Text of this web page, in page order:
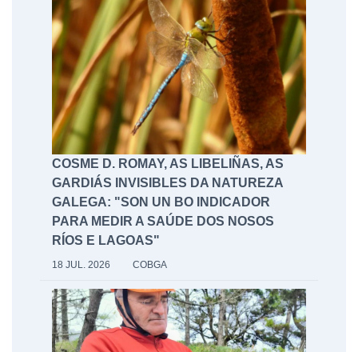
COSME D. ROMAY, AS LIBELIÑAS, AS
GARDIÁS INVISIBLES DA NATUREZA
GALEGA: "SON UN BO INDICADOR
PARA MEDIR A SAÚDE DOS NOSOS
RÍOS E LAGOAS"
18 JUL. 2026 COBGA